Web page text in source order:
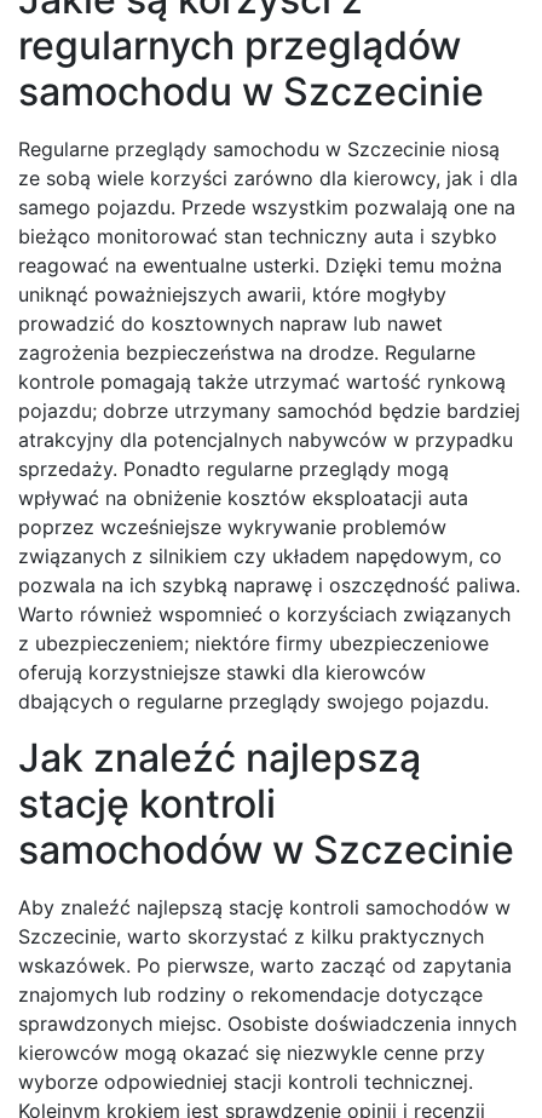
regularnych przeglądów
samochodu w Szczecinie
Regularne przeglądy samochodu w Szczecinie niosą
ze sobą wiele korzyści zarówno dla kierowcy, jak i dla
samego pojazdu. Przede wszystkim pozwalają one na
bieżąco monitorować stan techniczny auta i szybko
reagować na ewentualne usterki. Dzięki temu można
uniknąć poważniejszych awarii, które mogłyby
prowadzić do kosztownych napraw lub nawet
zagrożenia bezpieczeństwa na drodze. Regularne
kontrole pomagają także utrzymać wartość rynkową
pojazdu; dobrze utrzymany samochód będzie bardziej
atrakcyjny dla potencjalnych nabywców w przypadku
sprzedaży. Ponadto regularne przeglądy mogą
wpływać na obniżenie kosztów eksploatacji auta
poprzez wcześniejsze wykrywanie problemów
związanych z silnikiem czy układem napędowym, co
pozwala na ich szybką naprawę i oszczędność paliwa.
Warto również wspomnieć o korzyściach związanych
z ubezpieczeniem; niektóre firmy ubezpieczeniowe
oferują korzystniejsze stawki dla kierowców
dbających o regularne przeglądy swojego pojazdu.
Jak znaleźć najlepszą
stację kontroli
samochodów w Szczecinie
Aby znaleźć najlepszą stację kontroli samochodów w
Szczecinie, warto skorzystać z kilku praktycznych
wskazówek. Po pierwsze, warto zacząć od zapytania
znajomych lub rodziny o rekomendacje dotyczące
sprawdzonych miejsc. Osobiste doświadczenia innych
kierowców mogą okazać się niezwykle cenne przy
wyborze odpowiedniej stacji kontroli technicznej.
Kolejnym krokiem jest sprawdzenie opinii i recenzji